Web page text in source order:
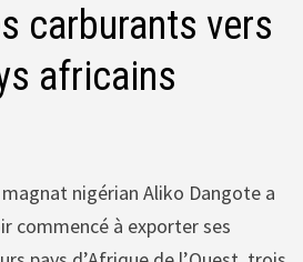
carburants vers
africains
nigérian Aliko Dangote a
commencé à exporter ses